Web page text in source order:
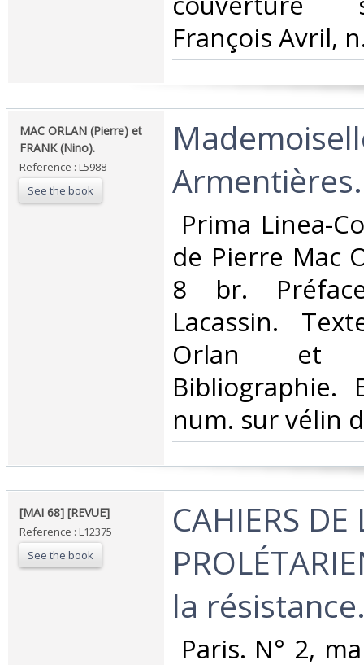
François Avril,
‎MAC ORLAN (Pierre) et
FRANK (Nino).‎
Reference : L5988
See the book
Armentières.‎
Prima Linea-
de Pierre Mac
8 br.
Lacassin.
Orlan et
Bibliographie.
num. sur vélin
‎[MAI 68] [REVUE]‎
Reference : L12375
See the book
‎CAHIERS
la
Paris. N° 2,